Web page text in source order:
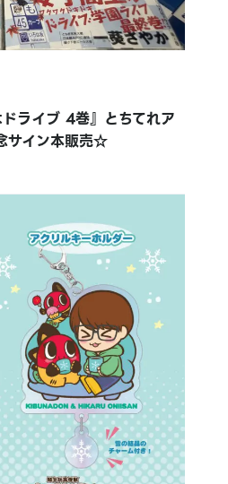
ライブ 4巻』とちてれア
サイン本販売☆